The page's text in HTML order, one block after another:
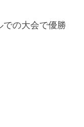
での大会で優勝